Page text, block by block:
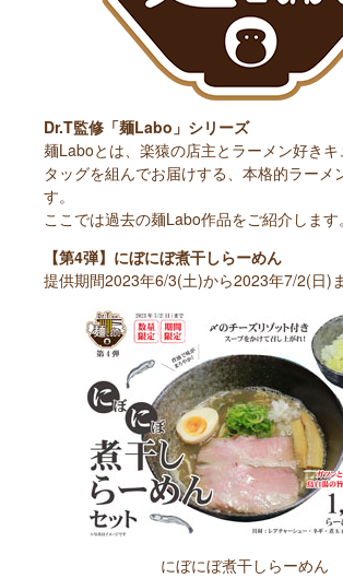
Dr.T監修「麺Labo」シリーズ
麺Laboとは、楽猿の店主とラーメン好き
タッグを組んでお届けする、本格的ラーメ
す。
ここでは過去の麺Labo作品をご紹介します。
【第4弾】にぼにぼ煮干しらーめん
提供期間2023年6/3(土)から2023年7/2(日)
にぼにぼ煮干しらーめん